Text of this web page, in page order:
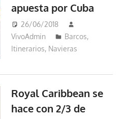
apuesta por Cuba
26/06/2018
VivoAdmin
Barcos,
Itinerarios, Navieras
Royal Caribbean se
hace con 2/3 de